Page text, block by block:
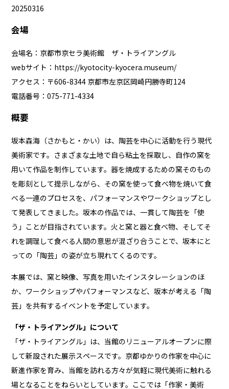
20250316
会場
会場名：京都市京セラ美術館 ザ・トライアングル
webサイト： https://kyotocity-kyocera.museum/
アクセス：〒606-8344 京都市左京区岡崎円勝寺町124
電話番号：075-771-4334
概要
坂本森海（さかもと・かい）は、陶芸を中心に活動を行う現代
美術家です。さまざまな土地で自ら粘土を採取し、自作の窯を
用いて作品を制作しています。器を焼成するための窯そのもの
を彫刻として提示しながら、その窯を使って食べ物を焼いて食
べる一連のプロセスを、パフォーマンスやワークショップとし
て発表してきました。坂本の作品では、一貫して陶芸を「使
う」ことが目指されています。火と窯と器と食べ物、そしてそ
れを調理して食べる人間の意思が混ざり合うことで、坂本にと
っての「陶芸」の姿が立ち現れてくるのです。
本展では、窯と映像、写真を用いたインスタレーションのほ
か、ワークショップやパフォーマンスなど、坂本が考える「陶
芸」を共有するイベントを予定しています。
「ザ・トライアングル」について
「ザ・トライアングル」は、当館のリニューアルオープンに際
して新設された展示スペースです。京都ゆかりの作家を中心に
新進作家を育み、当館を訪れる方々が気軽に現代美術に触れる
場となることをねらいとしています。ここでは「作家・美術